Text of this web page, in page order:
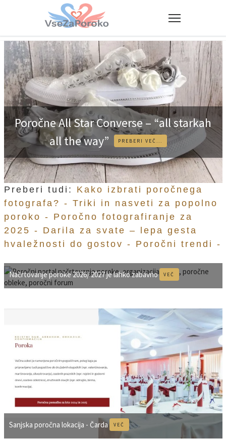
Poročne All Star Converse – “all starkah
all the way”
PREBERI VEČ...
Preberi tudi: Kako izbrati poročnega
fotografa? - Triki in nasveti za popolno
poroko - Poročno fotografiranje za
2025 - Darila za svate – lepa gesta
hvaležnosti do gostov - Poročni trendi -
Načrtovanje poroke 2026/ 2027 je lahko zabavno VEČ
Sanjska poročna lokacija - Čarda VEČ